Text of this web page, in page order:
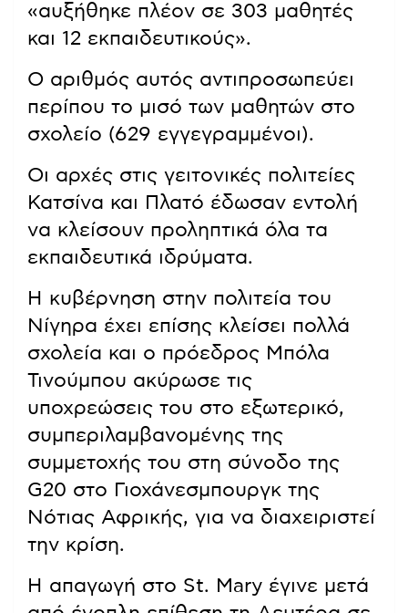
«αυξήθηκε πλέον σε 303 μαθητές
και 12 εκπαιδευτικούς».
Ο αριθμός αυτός αντιπροσωπεύει
περίπου το μισό των μαθητών στο
σχολείο (629 εγγεγραμμένοι).
Οι αρχές στις γειτονικές πολιτείες
Κατσίνα και Πλατό έδωσαν εντολή
να κλείσουν προληπτικά όλα τα
εκπαιδευτικά ιδρύματα.
Η κυβέρνηση στην πολιτεία του
Νίγηρα έχει επίσης κλείσει πολλά
σχολεία και ο πρόεδρος Μπόλα
Τινούμπου ακύρωσε τις
υποχρεώσεις του στο εξωτερικό,
συμπεριλαμβανομένης της
συμμετοχής του στη σύνοδο της
G20 στο Γιοχάνεσμπουργκ της
Νότιας Αφρικής, για να διαχειριστεί
την κρίση.
Η απαγωγή στο St. Mary έγινε μετά